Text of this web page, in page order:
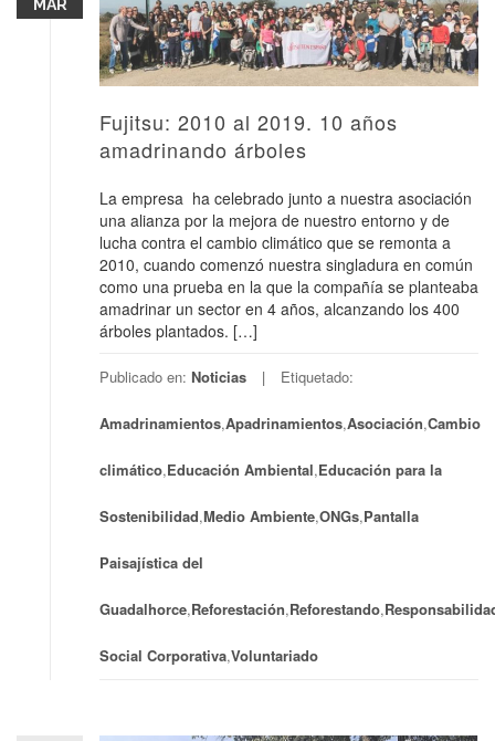
MAR
Fujitsu: 2010 al 2019. 10 años
amadrinando árboles
La empresa ha celebrado junto a nuestra asociación
una alianza por la mejora de nuestro entorno y de
lucha contra el cambio climático que se remonta a
2010, cuando comenzó nuestra singladura en común
como una prueba en la que la compañía se planteaba
amadrinar un sector en 4 años, alcanzando los 400
árboles plantados. […]
Publicado en: Noticias Etiquetado:
Amadrinamientos,Apadrinamientos,Asociación,Cambio
climático,Educación Ambiental,Educación para la
Sostenibilidad,Medio Ambiente,ONGs,Pantalla
Paisajística del
Guadalhorce,Reforestación,Reforestando,
Social Corporativa,Voluntariado